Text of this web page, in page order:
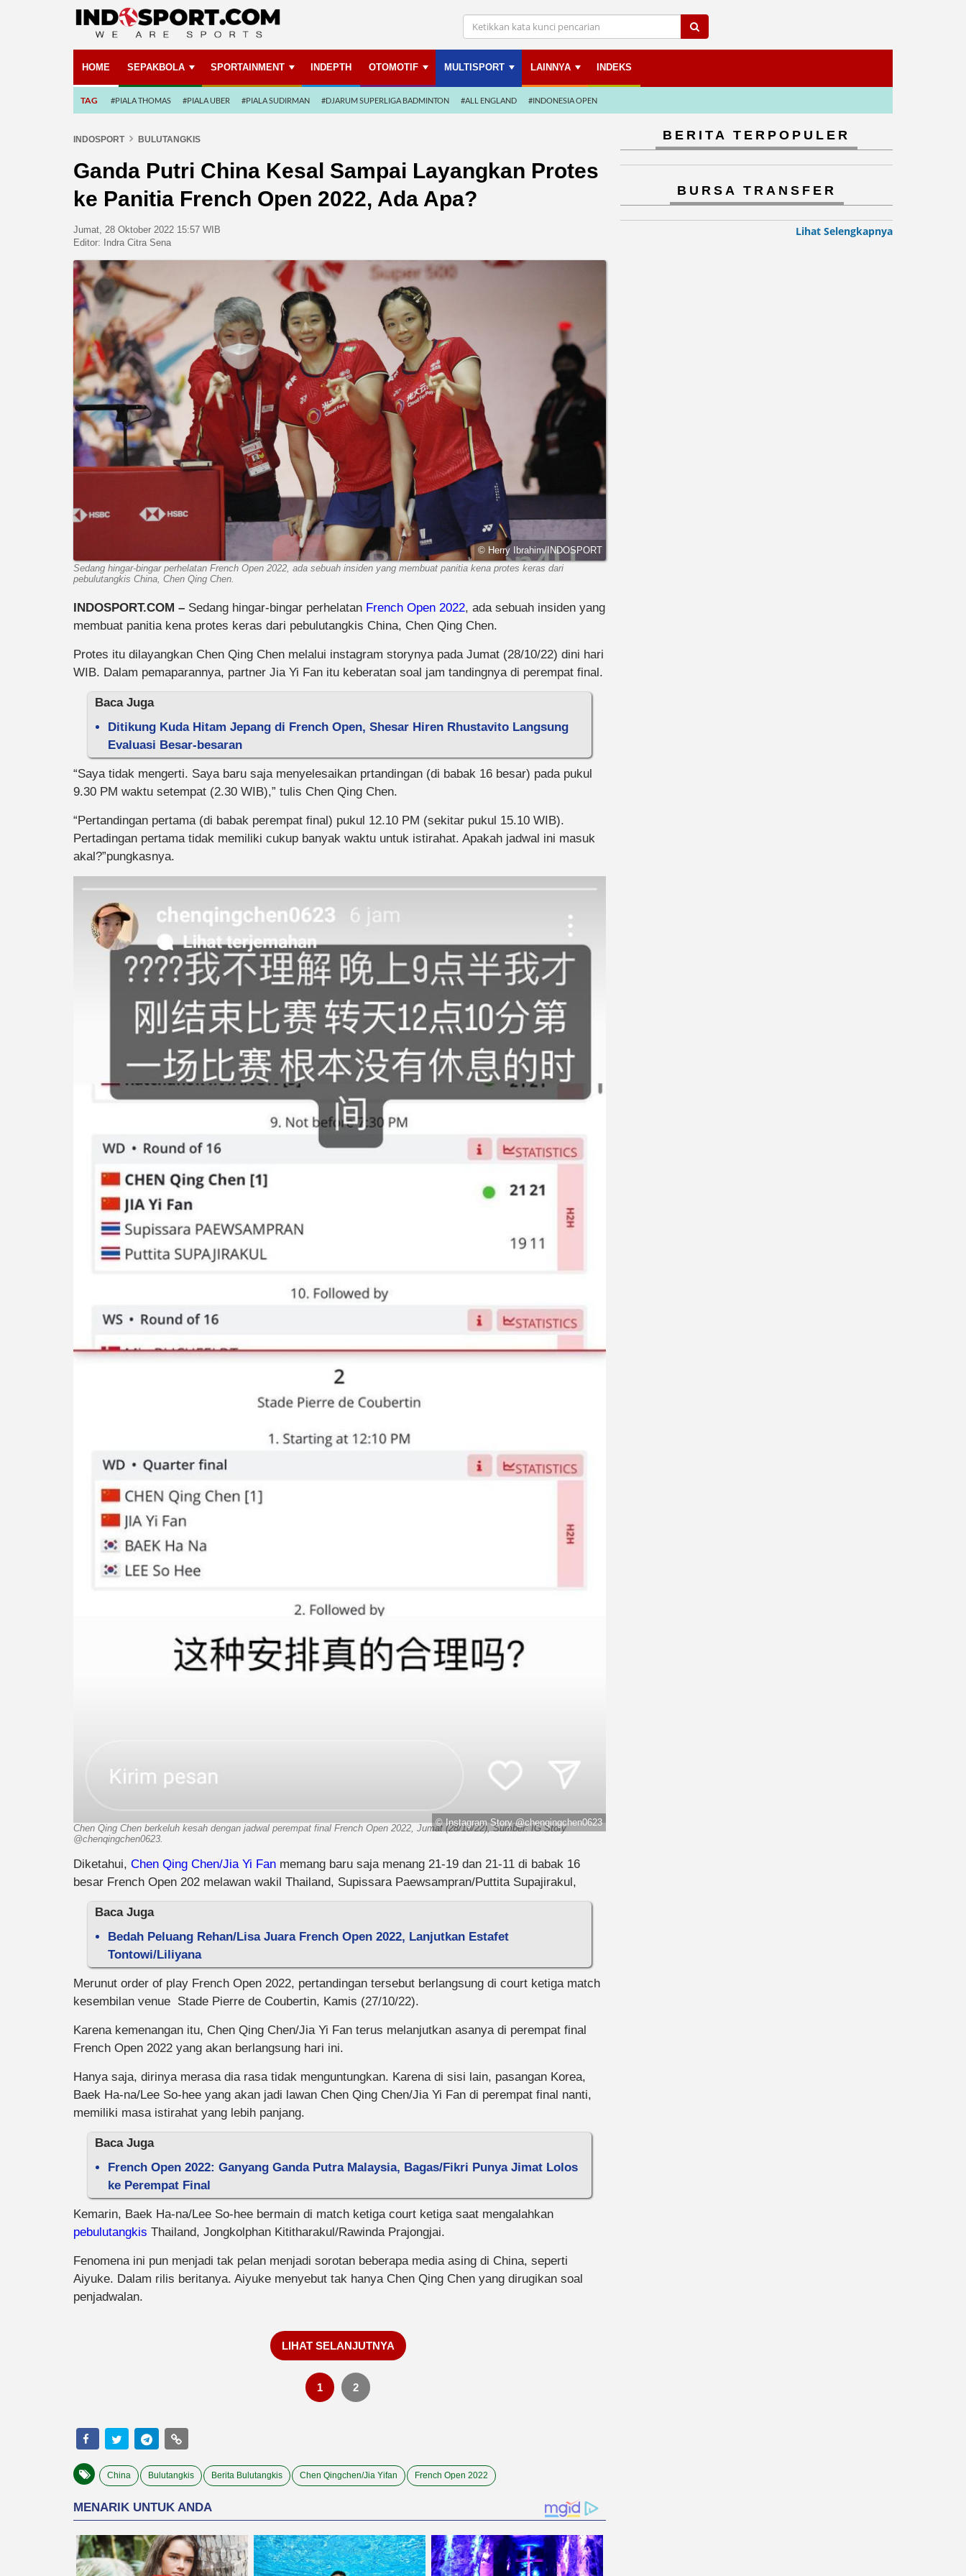
HOME SEPAKBOLA SPORTAINMENT INDEPTH OTOMOTIF MULTISPORT LAINNYA INDEKS
TAG #PIALA THOMAS #PIALA UBER #PIALA SUDIRMAN #DJARUM SUPERLIGA BADMINTON #ALL ENGLAND #INDONESIA OPEN
INDOSPORT BULUTANGKIS
Ganda Putri China Kesal Sampai Layangkan Protes
ke Panitia French Open 2022, Ada Apa?
Jumat, 28 Oktober 2022 15:57 WIB
Editor:
Indra Citra Sena
© Herry Ibrahim/INDOSPORT
Sedang hingar-bingar perhelatan French Open 2022, ada sebuah insiden yang membuat panitia kena protes keras dari
pebulutangkis China, Chen Qing Chen.
INDOSPORT.COM – Sedang hingar-bingar perhelatan French Open 2022, ada sebuah insiden yang
membuat panitia kena protes keras dari pebulutangkis China, Chen Qing Chen.
Protes itu dilayangkan Chen Qing Chen melalui instagram storynya pada Jumat (28/10/22) dini hari
WIB. Dalam pemaparannya, partner Jia Yi Fan itu keberatan soal jam tandingnya di perempat final.
Baca Juga
Ditikung Kuda Hitam Jepang di French Open, Shesar Hiren Rhustavito Langsung
Evaluasi Besar-besaran
“Saya tidak mengerti. Saya baru saja menyelesaikan prtandingan (di babak 16 besar) pada pukul
9.30 PM waktu setempat (2.30 WIB),” tulis Chen Qing Chen.
“Pertandingan pertama (di babak perempat final) pukul 12.10 PM (sekitar pukul 15.10 WIB).
Pertadingan pertama tidak memiliki cukup banyak waktu untuk istirahat. Apakah jadwal ini masuk
akal?”pungkasnya.
© Instagram Story @chenqingchen0623
Chen Qing Chen berkeluh kesah dengan jadwal perempat final French Open 2022, Jumat (28/10/22), Sumber: IG Story
@chenqingchen0623.
Diketahui, Chen Qing Chen/Jia Yi Fan memang baru saja menang 21-19 dan 21-11 di babak 16
besar French Open 202 melawan wakil Thailand, Supissara Paewsampran/Puttita Supajirakul,
Baca Juga
Bedah Peluang Rehan/Lisa Juara French Open 2022, Lanjutkan Estafet
Tontowi/Liliyana
Merunut order of play French Open 2022, pertandingan tersebut berlangsung di court ketiga match
kesembilan venue Stade Pierre de Coubertin, Kamis (27/10/22).
Karena kemenangan itu, Chen Qing Chen/Jia Yi Fan terus melanjutkan asanya di perempat final
French Open 2022 yang akan berlangsung hari ini.
Hanya saja, dirinya merasa dia rasa tidak menguntungkan. Karena di sisi lain, pasangan Korea,
Baek Ha-na/Lee So-hee yang akan jadi lawan Chen Qing Chen/Jia Yi Fan di perempat final nanti,
memiliki masa istirahat yang lebih panjang.
Baca Juga
French Open 2022: Ganyang Ganda Putra Malaysia, Bagas/Fikri Punya Jimat Lolos
ke Perempat Final
Kemarin, Baek Ha-na/Lee So-hee bermain di match ketiga court ketiga saat mengalahkan
pebulutangkis Thailand, Jongkolphan Kititharakul/Rawinda Prajongjai.
Fenomena ini pun menjadi tak pelan menjadi sorotan beberapa media asing di China, seperti
Aiyuke. Dalam rilis beritanya. Aiyuke menyebut tak hanya Chen Qing Chen yang dirugikan soal
penjadwalan.
LIHAT SELANJUTNYA
1 2
China Bulutangkis Berita Bulutangkis Chen Qingchen/Jia Yifan French Open 2022
BERITA TERPOPULER
BURSA TRANSFER
Lihat Selengkapnya